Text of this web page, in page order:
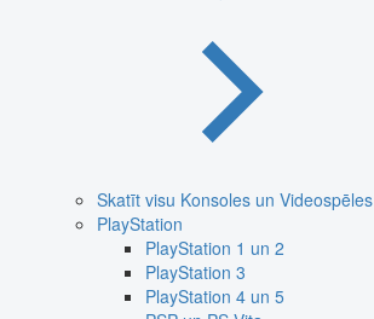
Skatīt visu Konsoles un Videospēles
PlayStation
PlayStation 1 un 2
PlayStation 3
PlayStation 4 un 5